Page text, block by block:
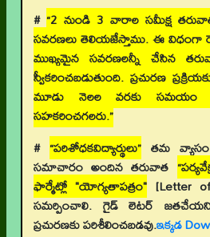
# “2 నుండి 3 వారాల సమీక్ష
సవరణలు తెలియజేస్తాము. ఈ విధంగా
ముఖ్యమైన సవరణలన్నీ చేసిన
స్వీకరించబడుతుంది. ప్రచురణ
మూడు నెలల వరకు సమయం
సహకరించగలరు.”
# “పరిశోధకవిద్యార్థులు” తమ వ్యాసం
సమాచారం అందిన తరువాత
ఫార్మేట్లో "యోగ్యతాపత్రం" [Letter
సమర్పించాలి. గైడ్ లెటర్ జతచేయని
ప్రచురణకు పరిశీలించబడవు.ఇక్కడ